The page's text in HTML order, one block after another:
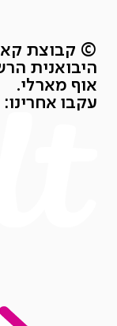
© קבוצת
היבואנית
אוף מארלי.
עקבו אחרינו: